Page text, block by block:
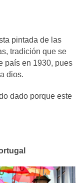
pintada de las
tradición que se
país en 1930, pues
dios.
dado porque este